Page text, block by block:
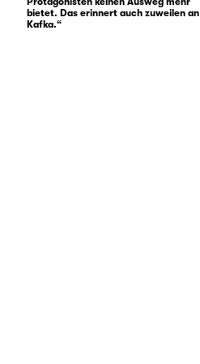
bietet. Das erinnert auch zuweilen an
Kafka.“